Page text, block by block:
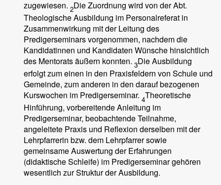
zugewiesen. 2Die Zuordnung wird von der Abt.
Theologische Ausbildung im Personalreferat in
Zusammenwirkung mit der Leitung des
Predigerseminars vorgenommen, nachdem die
Kandidatinnen und Kandidaten Wünsche hinsichtlich
des Mentorats äußern konnten. 3Die Ausbildung
erfolgt zum einen in den Praxisfeldern von Schule und
Gemeinde, zum anderen in den darauf bezogenen
Kurswochen im Predigerseminar. 4Theoretische
Hinführung, vorbereitende Anleitung im
Predigerseminar, beobachtende Teilnahme,
angeleitete Praxis und Reflexion derselben mit der
Lehrpfarrerin bzw. dem Lehrpfarrer sowie
gemeinsame Auswertung der Erfahrungen
(didaktische Schleife) im Predigerseminar gehören
wesentlich zur Struktur der Ausbildung.